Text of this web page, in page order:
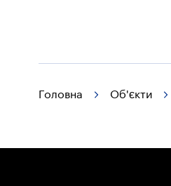
Головна Об'єкти